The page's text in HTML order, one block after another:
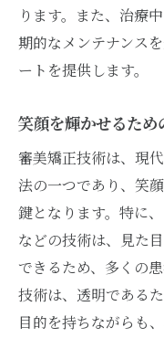
ります。また、治療
期的なメンテナンス
ートを提供します。
笑顔を輝かせるため
審美矯正技術は、現
法の一つであり、笑
鍵となります。特に
などの技術は、見た
できるため、多くの
技術は、透明である
目的を持ちながらも